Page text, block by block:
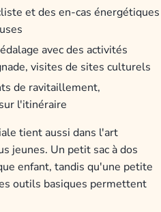
et des en-cas énergétiques
avec des activités
visites de sites culturels
de ravitaillement,
l'itinéraire
tient aussi dans l'art
jeunes. Un petit sac à dos
enfant, tandis qu'une petite
outils basiques permettent